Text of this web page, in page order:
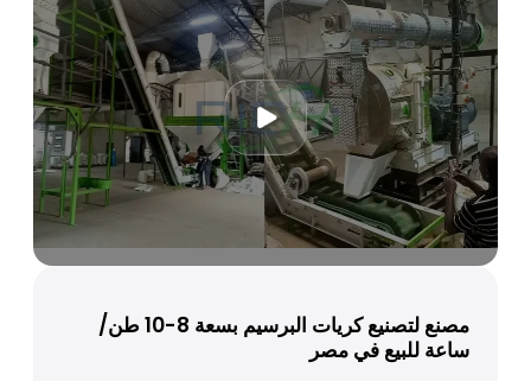
مصنع لتصنيع كريات البرسيم بسعة 8-10 طن/
ساعة للبيع في مصر